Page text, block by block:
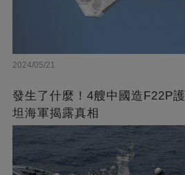
2024/05/21
發生了什麼！4艘中國造F22P
坦海軍揭露真相